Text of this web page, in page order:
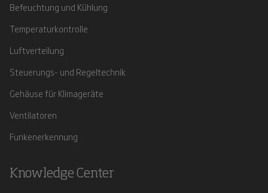
Befeuchtung und Kühlung
Temperaturkontrolle
Luftverteilung
Steuerungs- und Regeltechnik
Gehäuse für Klimageräte
Ventilatoren
Funkenerkennung
Knowledge Center